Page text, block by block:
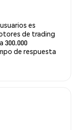
es
de trading
de respuesta